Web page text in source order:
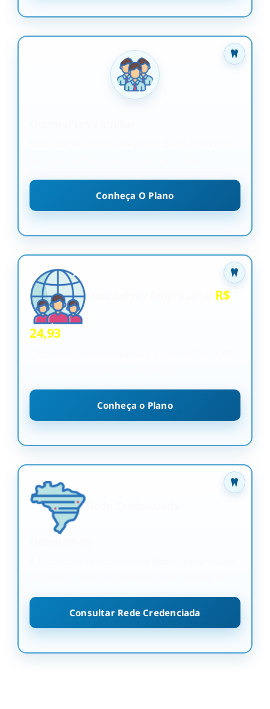
Conheça O Plano
R$
24,93
Conheça o Plano
Consultar Rede Credenciada